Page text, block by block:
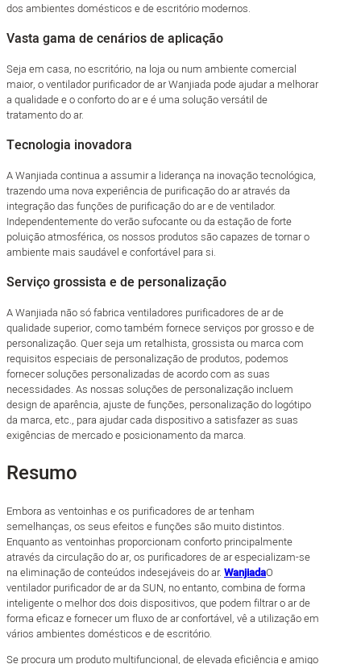
dos ambientes domésticos e de escritório modernos.
Vasta gama de cenários de aplicação
Seja em casa, no escritório, na loja ou num ambiente comercial
maior, o ventilador purificador de ar Wanjiada pode ajudar a melhorar
a qualidade e o conforto do ar e é uma solução versátil de
tratamento do ar.
Tecnologia inovadora
A Wanjiada continua a assumir a liderança na inovação tecnológica,
trazendo uma nova experiência de purificação do ar através da
integração das funções de purificação do ar e de ventilador.
Independentemente do verão sufocante ou da estação de forte
poluição atmosférica, os nossos produtos são capazes de tornar o
ambiente mais saudável e confortável para si.
Serviço grossista e de personalização
A Wanjiada não só fabrica ventiladores purificadores de ar de
qualidade superior, como também fornece serviços por grosso e de
personalização. Quer seja um retalhista, grossista ou marca com
requisitos especiais de personalização de produtos, podemos
fornecer soluções personalizadas de acordo com as suas
necessidades. As nossas soluções de personalização incluem
design de aparência, ajuste de funções, personalização do logótipo
da marca, etc., para ajudar cada dispositivo a satisfazer as suas
exigências de mercado e posicionamento da marca.
Resumo
Embora as ventoinhas e os purificadores de ar tenham
semelhanças, os seus efeitos e funções são muito distintos.
Enquanto as ventoinhas proporcionam conforto principalmente
através da circulação do ar, os purificadores de ar especializam-se
na eliminação de conteúdos indesejáveis do ar. WanjiadaO
ventilador purificador de ar da SUN, no entanto, combina de forma
inteligente o melhor dos dois dispositivos, que podem filtrar o ar de
forma eficaz e fornecer um fluxo de ar confortável, vê a utilização em
vários ambientes domésticos e de escritório.
Se procura um produto multifuncional, de elevada eficiência e amigo